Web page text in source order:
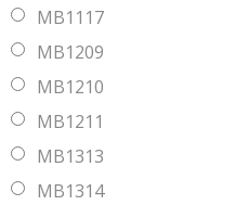
MB1117
MB1209
MB1210
MB1211
MB1313
MB1314